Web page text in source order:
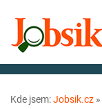
Kde jsem:Jobsik.cz »